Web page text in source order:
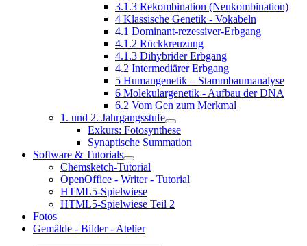
3.1.3 Rekombination (Neukombination)
4 Klassische Genetik - Vokabeln
4.1 Dominant-rezessiver-Erbgang
4.1.2 Rückkreuzung
4.1.3 Dihybrider Erbgang
4.2 Intermediärer Erbgang
5 Humangenetik – Stammbaumanalyse
6 Molekulargenetik - Aufbau der DNA
6.2 Vom Gen zum Merkmal
1. und 2. Jahrgangsstufe
Exkurs: Fotosynthese
Synaptische Summation
Software & Tutorials
Chemsketch-Tutorial
OpenOffice - Writer - Tutorial
HTML5-Spielwiese
HTML5-Spielwiese Teil 2
Fotos
Gemälde - Bilder - Atelier